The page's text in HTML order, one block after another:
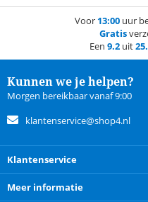
Voor 13:00uur
Gratis
Een 9.2 uit
Kunnen we je helpen?
Morgen bereikbaar vanaf 9:00
klantenservice@shop4.nl
Klantenservice
Meer informatie